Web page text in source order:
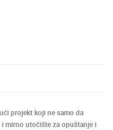
projekt koji ne samo da
mirno utočište za opuštanje i